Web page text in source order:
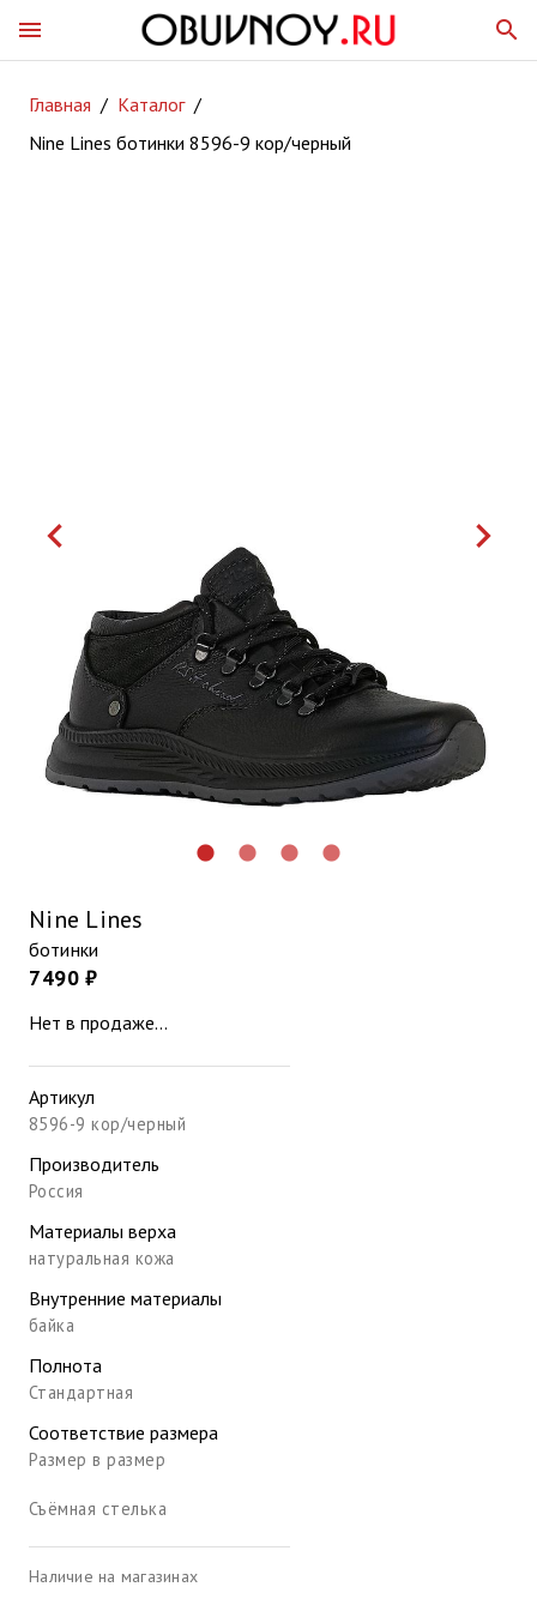
menu search
Главная / Каталог /
Nine Lines ботинки 8596-9 кор/черный
lens lens lens lens
keyboard_arrow_left keyboard_arrow_right
Nine Lines
ботинки
7490 ₽
Нет в продаже...
Артикул
8596-9 кор/черный
Производитель
Россия
Материалы верха
натуральная кожа
Внутренние материалы
байка
Полнота
Стандартная
Соответствие размера
Размер в размер
Съёмная стелька
Наличие на магазинах